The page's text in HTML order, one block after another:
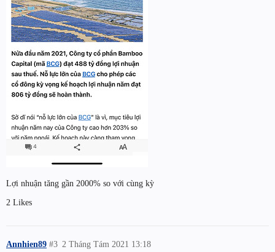
Lợi nhuận tăng gần 2000% so với cùng kỳ
2 Likes
Annhien89 2 Tháng Tám 2021 13:18
#3